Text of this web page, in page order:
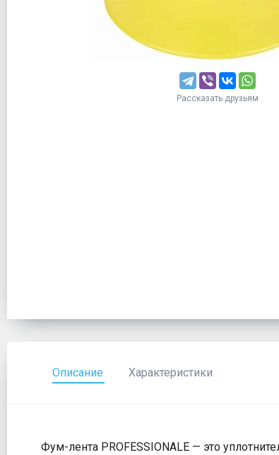
Рассказать друзьям
Описание Характеристики
Фум-лента PROFESSIONALE — это